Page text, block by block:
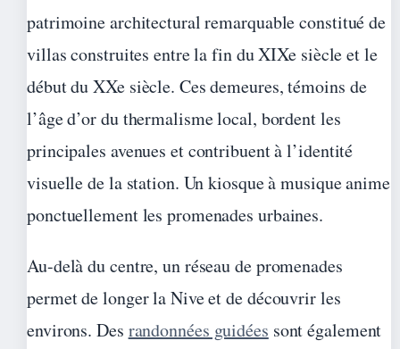
patrimoine architectural remarquable constitué de
villas construites entre la fin du XIXe siècle et le
début du XXe siècle. Ces demeures, témoins de
l’âge d’or du thermalisme local, bordent les
principales avenues et contribuent à l’identité
visuelle de la station. Un kiosque à musique anime
ponctuellement les promenades urbaines.
Au-delà du centre, un réseau de promenades
permet de longer la Nive et de découvrir les
environs. Des randonnées guidées sont également